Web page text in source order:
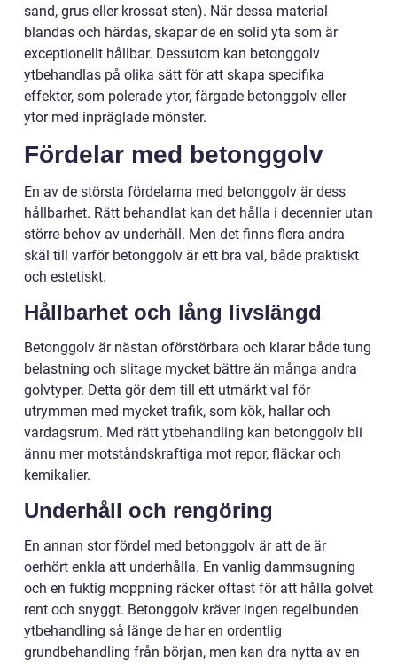
sand, grus eller krossat sten). När dessa material
blandas och härdas, skapar de en solid yta som är
exceptionellt hållbar. Dessutom kan betonggolv
ytbehandlas på olika sätt för att skapa specifika
effekter, som polerade ytor, färgade betonggolv eller
ytor med inpräglade mönster.
Fördelar med betonggolv
En av de största fördelarna med betonggolv är dess
hållbarhet. Rätt behandlat kan det hålla i decennier utan
större behov av underhåll. Men det finns flera andra
skäl till varför betonggolv är ett bra val, både praktiskt
och estetiskt.
Hållbarhet och lång livslängd
Betonggolv är nästan oförstörbara och klarar både tung
belastning och slitage mycket bättre än många andra
golvtyper. Detta gör dem till ett utmärkt val för
utrymmen med mycket trafik, som kök, hallar och
vardagsrum. Med rätt ytbehandling kan betonggolv bli
ännu mer motståndskraftiga mot repor, fläckar och
kemikalier.
Underhåll och rengöring
En annan stor fördel med betonggolv är att de är
oerhört enkla att underhålla. En vanlig dammsugning
och en fuktig moppning räcker oftast för att hålla golvet
rent och snyggt. Betonggolv kräver ingen regelbunden
ytbehandling så länge de har en ordentlig
grundbehandling från början, men kan dra nytta av en